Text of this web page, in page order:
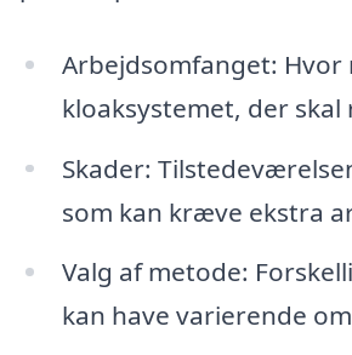
Arbejdsomfanget: Hvor
kloaksystemet, der skal
Skader:
som kan kræve ekstra
Valg af metode:
kan have varierende